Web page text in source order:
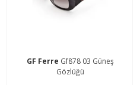
GF Ferre Gf878 03 Güneş
Gözlüğü